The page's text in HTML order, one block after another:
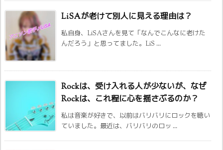
LiSAが老けて別人に見える理由は？
私自身、LiSAさんを見て「なんでこんなに老けた
んだろう」と思ってました。LiS ...
Rockは、受け入れる人が少ないが、なぜ
Rockは、これ程に心を揺さぶるのか？
私は音楽が好きで、以前はバリバリにロックを聴い
ていました。最近は、バリバリのロッ ...